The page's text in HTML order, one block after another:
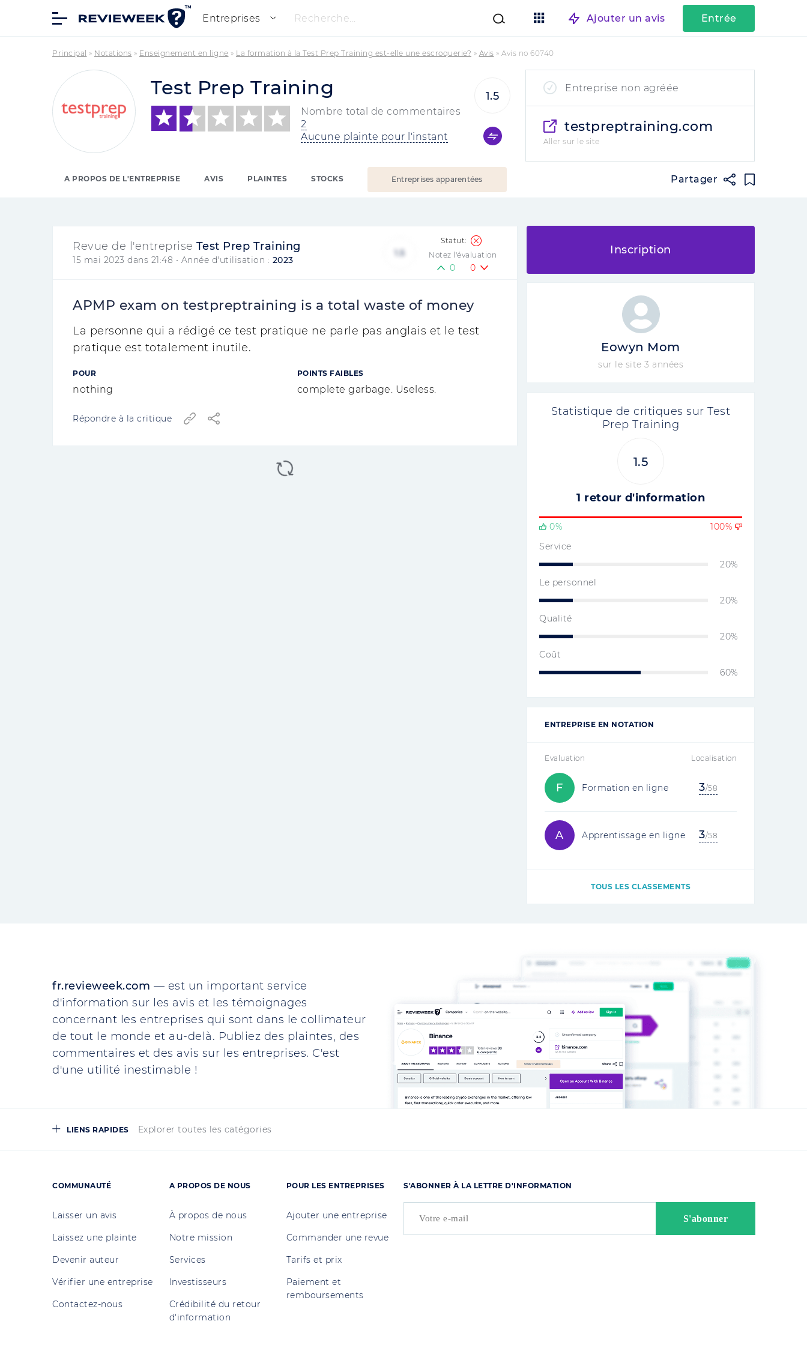
Entreprises Recherche... Ajouter un avis Entrée
Principal » Notations » Enseignement en ligne » La formation à la Test Prep Training est-elle une escroquerie? » Avis » Avis no 60740
Test Prep Training
Nombre total de commentaires
2
Aucune plainte pour l'instant
1.5
Entreprise non agréée
testpreptraining.com
Aller sur le site
A PROPOS DE L'ENTREPRISE AVIS PLAINTES STOCKS Entreprises apparentées Partager
Revue de l'entreprise Test Prep Training
15 mai 2023 dans 21:48 • Année d'utilisation : 2023
1.5 Notez l'évaluation
0 0
APMP exam on testpreptraining is a total waste of money
La personne qui a rédigé ce test pratique ne parle pas anglais et le test
pratique est totalement inutile.
POUR
nothing
POINTS FAIBLES
complete garbage. Useless.
Répondre à la critique
Inscription
Eowyn Mom
sur le site 3 années
Statistique de critiques sur Test
Prep Training
1.5
1 retour d'information
0%
100%
Service
20%
Le personnel
20%
Qualité
20%
Coût
60%
ENTREPRISE EN NOTATION
Evaluation Localisation
F Formation en ligne 3/58
A Apprentissage en ligne 3/58
TOUS LES CLASSEMENTS
fr.revieweek.com — est un important service
d'information sur les avis et les témoignages
concernant les entreprises qui sont dans le collimateur
de tout le monde et au-delà. Publiez des plaintes, des
commentaires et des avis sur les entreprises. C'est
d'une utilité inestimable !
LIENS RAPIDES Explorer toutes les catégories
COMMUNAUTÉ
Laisser un avis
Laissez une plainte
Devenir auteur
Vérifier une entreprise
Contactez-nous
A PROPOS DE NOUS
À propos de nous
Notre mission
Services
Investisseurs
Crédibilité du retour
d'information
POUR LES ENTREPRISES
Ajouter une entreprise
Commander une revue
Tarifs et prix
Paiement et
remboursements
S'ABONNER À LA LETTRE D'INFORMATION